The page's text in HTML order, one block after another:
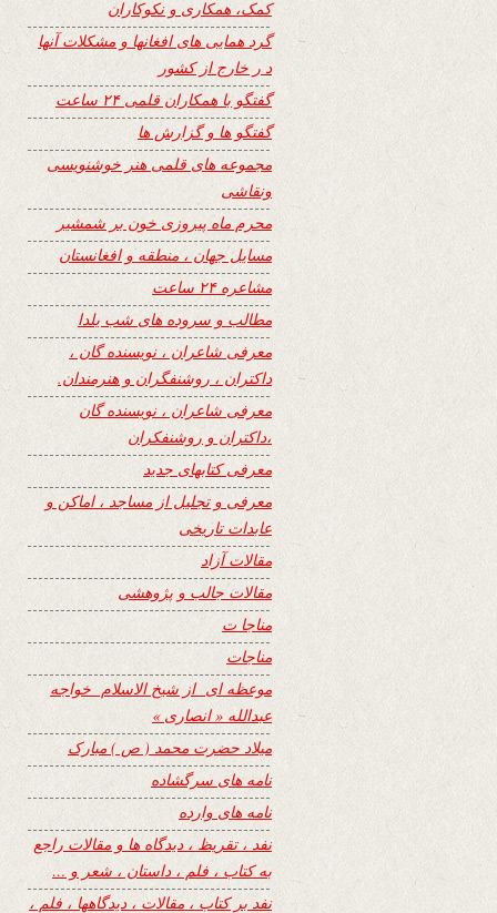
کمک، همکاری و نکوکاران
گرد همایی های افغانها و مشکلات آنها
د ر خارج از کشور
گفتگو با همکاران قلمی ۲۴ ساعت
گفتگو ها و گزارش ها
مجموعه های قلمی هنر خوشنویسی
ونقاشی
محرم ماه پیروزی خون بر شمشیر
مسایل جهان ، منطقه و افغانستان
مشاعره ۲۴ ساعت
مطالب و سروده های شب یلدا
معرفی شاعران ، نویسنده گان ،
داکتران ، روشنفگران و هنرمندان.
معرفی شاعران ، نویسنده گان
،داکتران و روشنفکران
معرفی کتابهای جدید
معرفی و تجلیل از مساجد ، اماکن و
عابدات تاریخی
مقالات آزاد
مقالات جالب و پژوهشی
مناجا ت
مناجات
موعظه ای از شیخ الاسلام خواجه
عبدالله « انصاری »
میلاد حضرت محمد ( ص ) مبارک
نامه های سرگشاده
نامه های وارده
نفد ، تقریظ ، دیدگاه ها و مقالات راجع
به کتاب ، فلم ، داستان ، شعر و …
نفد بر کتاب ، مقالات ، دیدگاهها ، فلم ،